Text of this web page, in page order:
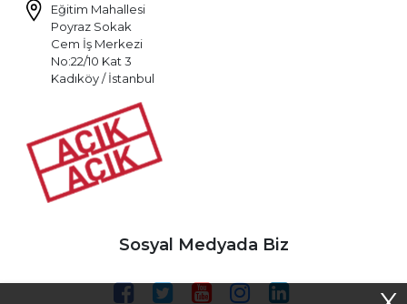
Eğitim Mahallesi
Poyraz Sokak
Cem İş Merkezi
No:22/10 Kat 3
Kadıköy / İstanbul
Sosyal Medyada Biz